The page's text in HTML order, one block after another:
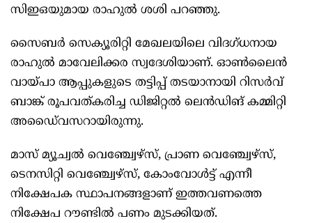
സിഇഒയുമായ രാഹുല്‍ ശശി പറഞ്ഞു.
സൈബർ സെക്യൂരിറ്റി മേഖലയിലെ വിദഗ്ധനായ
രാഹുല്‍ മാവേലിക്കര സ്വദേശിയാണ്. ഓണ്‍ലൈൻ
വായ്പാ ആപ്പുകളുടെ തട്ടിപ്പ് തടയാനായി റിസർവ്
ബാങ്ക് രൂപവത്കരിച്ച ഡിജിറ്റല്‍ ലെൻഡിങ് കമ്മിറ്റി
അഡൈ്വസറായിരുന്നു.
മാസ് മ്യൂച്വല്‍ വെഞ്ച്വേഴ്സ്, പ്രാണ വെഞ്ച്വേഴ്സ്,
ടെനസിറ്റി വെഞ്ച്വേഴ്സ്, കോംവോള്‍ട്ട് എന്നീ
നിക്ഷേപക സ്ഥാപനങ്ങളാണ് ഇത്തവണത്തെ
നിക്ഷേപ റൗണ്ടില്‍ പണം മുടക്കിയത്.